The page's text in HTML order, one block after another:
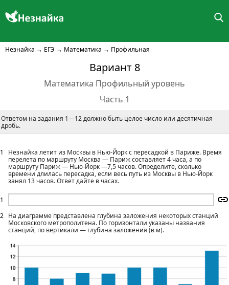
Незнайка → ЕГЭ → Математика → Профильная
Вариант 8
Математика Профильный уровень
Часть 1
Ответом на задания 1—12 должно быть целое число или десятичная
дробь.
1
1
Незнайка летит из Москвы в Нью-Йорк с пересадкой в Париже. Время
перелета по маршруту Москва — Париж составляет 4 часа, а по
маршруту Париж — Нью-Йорк —7,5 часов. Определите, сколько
времени длилась пересадка, если весь путь из Москвы в Нью-Йорк
занял 13 часов. Ответ дайте в часах.
2
На диаграмме представлена глубина заложения некоторых станций
Московского метрополитена. По горизонтали указаны названия
станций, по вертикали — глубина заложения (в м).